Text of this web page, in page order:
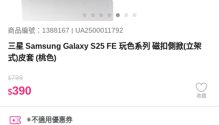
商品編號：1388167 | UA2500011792
三星 Samsung Galaxy S25 FE 玩色系列 磁扣側掀(立架
式)皮套 (桃色)
$799
$390 收藏
※不適用優惠券